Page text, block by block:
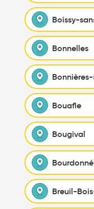
Boissy-
Bonnelles
Bouafle
Bougival
Bourdonné
Breuil-